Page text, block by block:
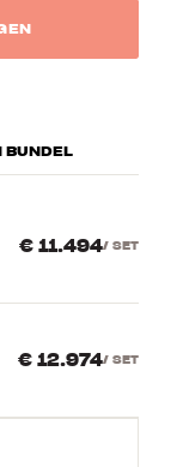
BUNDEL
€ 11.494/ SET
€ 12.974/ SET